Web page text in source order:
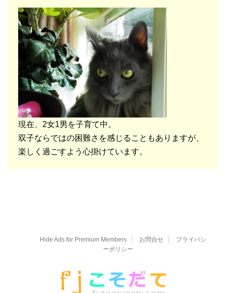
現在、2女1男を子育て中。
双子ならではの困難さを感じることもありますが、
楽しく過ごすよう心掛けています。
Hide Ads for Premium Members お問合せ
プライバシ
ーポリシー